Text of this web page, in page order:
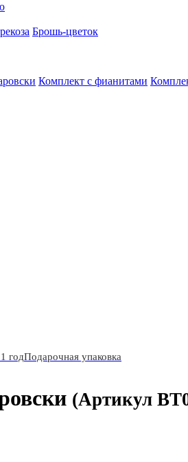
Брошь-цветок
Комплект с фианитами
годПодарочная упаковка
(Артикул